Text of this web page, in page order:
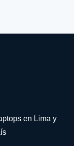
en Lima y